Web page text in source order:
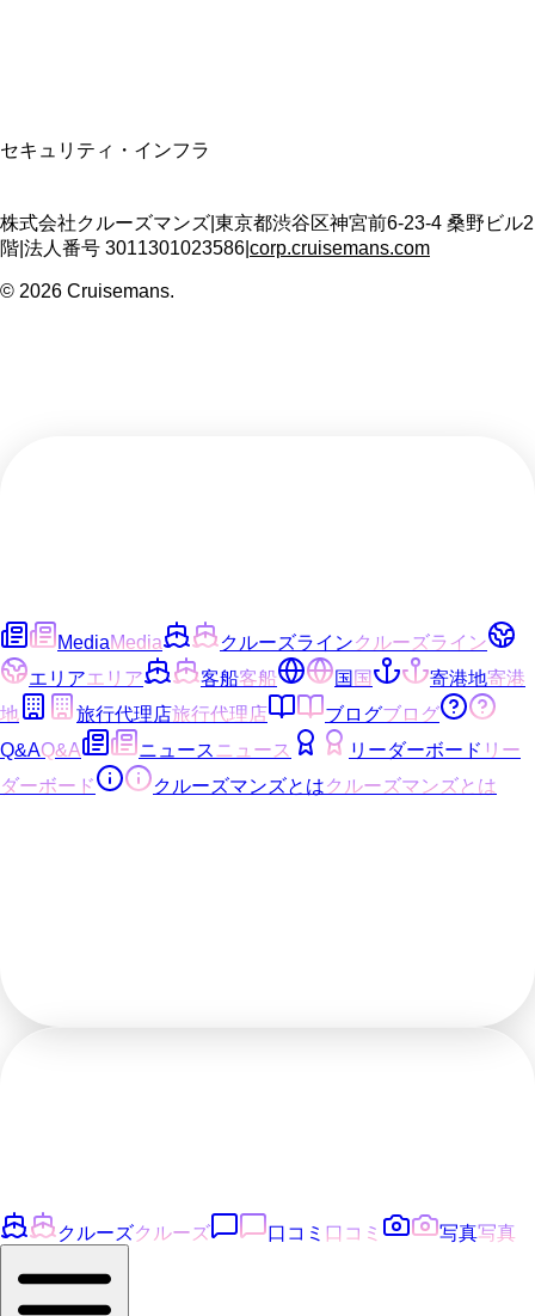
セキュリティ・インフラ
株式会社クルーズマンズ 東京都渋谷区神宮前6-23-4 桑野ビル2
階 法人番号 3011301023586 corp.cruisemans.com
© 2026 Cruisemans.
MediaMedia クルーズラインクルーズライン
エリアエリア 客船客船 国国 寄港地寄港
地
旅行代理店旅行代理店 ブログブログ
Q&AQ&A ニュース ニュース リーダーボード リー
ダーボード
クルーズマンズとはクルーズマンズとは
クルーズクルーズ 口コミ 口コミ 写真写真